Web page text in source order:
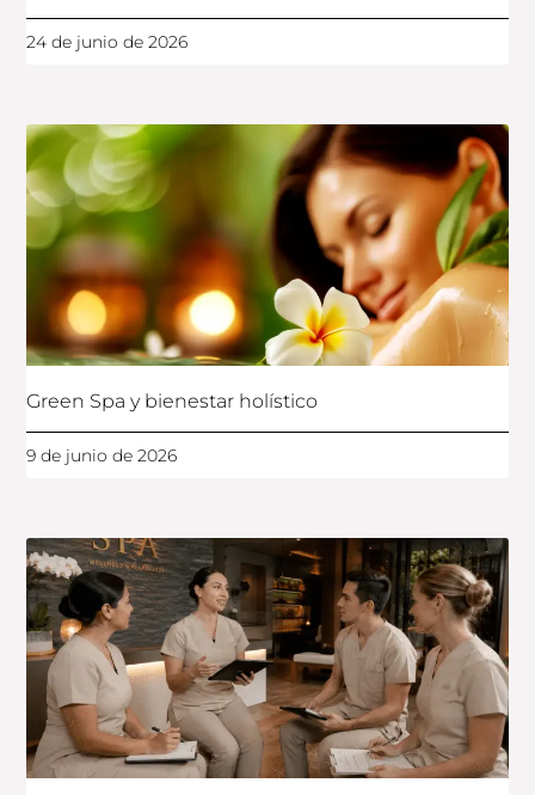
24 de junio de 2026
Green Spa y bienestar holístico
9 de junio de 2026